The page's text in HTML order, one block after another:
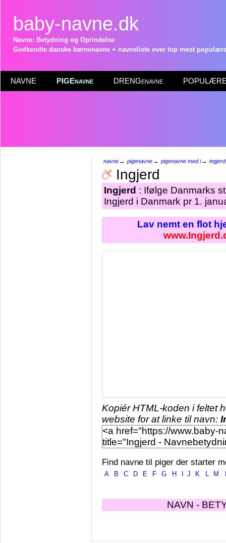
baby-navne.dk
Navne: Betydning og Oprindelse
Godkendte danske børnenavne + navneliste over top mest
NAVNE PIGEnavne DRENGenavne POPULÆRE
navne→ pigenavne→ pigenavne med i→ ingjerd
Ingjerd
Ingjerd : Ifølge Danmarks
Ingjerd i Danmark pr 1.
Lav nemt en flot
Kopiér HTML-koden i feltet
website for at linke til navn:
Find navne til piger der starter
A B C D E F G H J K L M
NAVN -